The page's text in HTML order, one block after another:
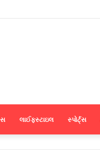
લાઈફસ્ટાઇલ સ્પોર્ટ્સ